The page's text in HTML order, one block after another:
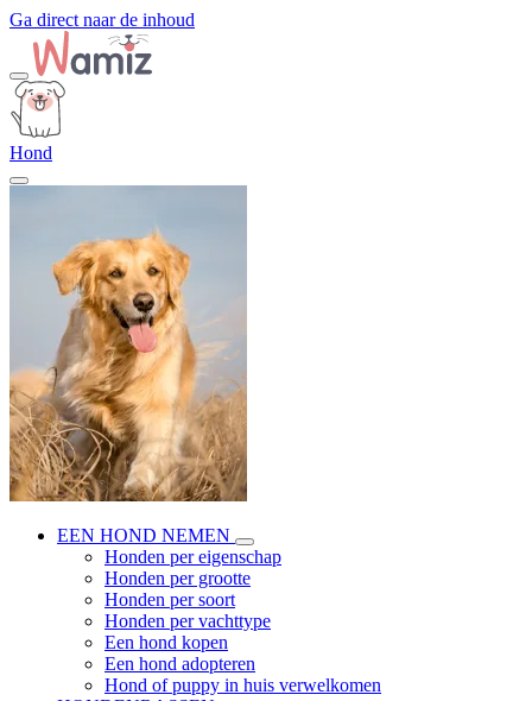
Ga direct naar de inhoud
Hond
EEN HOND NEMEN
Honden per eigenschap
Honden per grootte
Honden per soort
Honden per vachttype
Een hond kopen
Een hond adopteren
Hond of puppy in huis verwelkomen